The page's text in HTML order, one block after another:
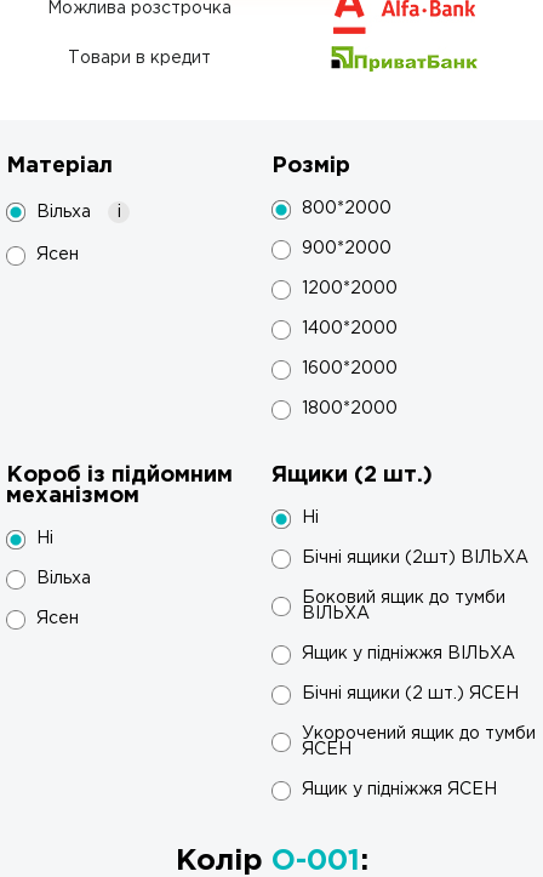
Можлива розстрочка
Товари в кредит
Матеріал
Вільха i
Ясен
Розмір
800*2000
900*2000
1200*2000
1400*2000
1600*2000
1800*2000
Короб із підйомним
механізмом
Ні
Вільха
Ясен
Ящики (2 шт.)
Ні
Бічні ящики (2шт) ВІЛЬХА
Боковий ящик до тумби
ВІЛЬХА
Ящик у підніжжя ВІЛЬХА
Бічні ящики (2 шт.) ЯСЕН
Укорочений ящик до тумби
ЯСЕН
Ящик у підніжжя ЯСЕН
Колір O-001 :